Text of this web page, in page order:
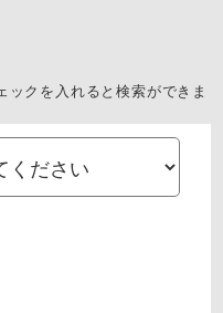
クを入れると検索ができま